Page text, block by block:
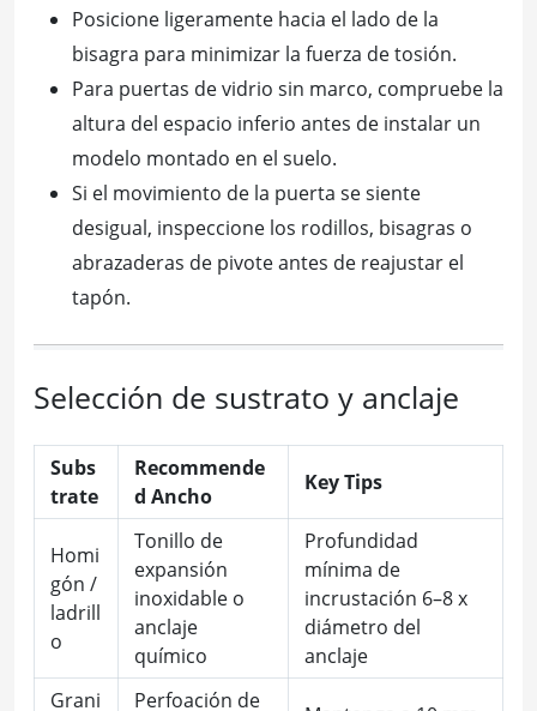
Posicione ligeramente hacia el lado de la
bisagra para minimizar la fuerza de tosión.
Para puertas de vidrio sin marco, compruebe la
altura del espacio inferio antes de instalar un
modelo montado en el suelo.
Si el movimiento de la puerta se siente
desigual, inspeccione los rodillos, bisagras o
abrazaderas de pivote antes de reajustar el
tapón.
Selección de sustrato y anclaje
Subs
trate
Recommende
d Ancho
Key Tips
Homi
gón /
ladrill
o
Tonillo de
expansión
inoxidable o
anclaje
químico
Profundidad
mínima de
incrustación 6–8 x
diámetro del
anclaje
Grani
Perfoación de